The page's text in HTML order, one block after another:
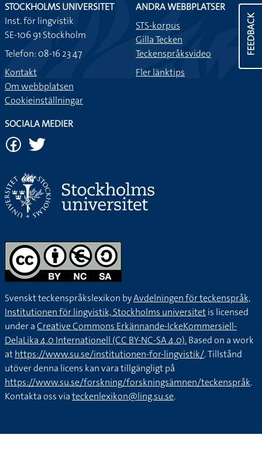
FEEDBACK
STOCKHOLMS UNIVERSITET
Inst. för lingvistik
SE-106 91 Stockholm
Telefon: 08-16 23 47
Kontakt
Om webbplatsen
Cookieinställningar
ANDRA WEBBPLATSER
STS-korpus
Gilla Tecken
Teckenspråksvideo
Fler länktips
SOCIALA MEDIER
Svenskt teckenspråkslexikon byAvdelningen för teckenspråk,
Institutionen för lingvistik, Stockholms universitetis licensed
under aCreative Commons Erkännande-IckeKommersiell-
DelaLika 4.0 Internationell (CC BY-NC-SA 4.0).Based on a work
athttps://www.su.se/institutionen-for-lingvistik/. Tillstånd
utöver denna licens kan vara tillgängligt på
https://www.su.se/forskning/forskningsämnen/teckenspråk.
Kontakta oss viateckenlexikon@ling.su.se.